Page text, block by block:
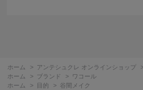
ホーム > アンテシュクレ オンラインショップ >
ホーム
> ブランド >
ワコール
ホーム
> 目的 >
谷間メイク